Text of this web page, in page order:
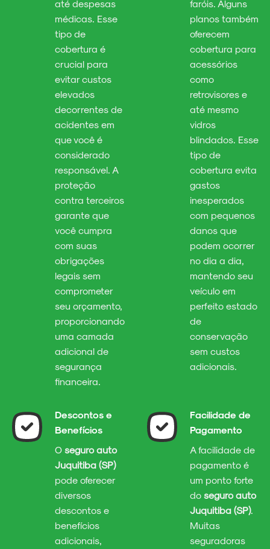
até despesas
médicas. Esse
tipo de
cobertura é
crucial para
evitar custos
elevados
decorrentes de
acidentes em
que você é
considerado
responsável. A
proteção
contra terceiros
garante que
você cumpra
com suas
obrigações
legais sem
comprometer
seu orçamento,
proporcionando
uma camada
adicional de
segurança
financeira.
faróis. Alguns
planos também
oferecem
cobertura para
acessórios
como
retrovisores e
até mesmo
vidros
blindados. Esse
tipo de
cobertura evita
gastos
inesperados
com pequenos
danos que
podem ocorrer
no dia a dia,
mantendo seu
veículo em
perfeito estado
de
conservação
sem custos
adicionais.
Descontos e
Benefícios
O seguro auto
Juquitiba (SP)
pode oferecer
diversos
descontos e
benefícios
adicionais,
Facilidade de
Pagamento
A facilidade de
pagamento é
um ponto forte
do seguro auto
Juquitiba (SP).
Muitas
seguradoras